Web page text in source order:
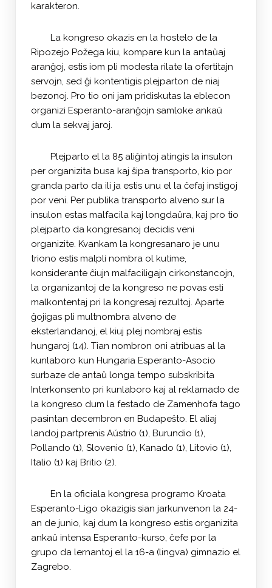
karakteron.
La kongreso okazis en la hostelo de la
Ripozejo Požega kiu, kompare kun la antaŭaj
aranĝoj, estis iom pli modesta rilate la ofertitajn
servojn, sed ĝi kontentigis plejparton de niaj
bezonoj. Pro tio oni jam pridiskutas la eblecon
organizi Esperanto-aranĝojn samloke ankaŭ
dum la sekvaj jaroj.
Plejparto el la 85 aliĝintoj atingis la insulon
per organizita busa kaj ŝipa transporto, kio por
granda parto da ili ja estis unu el la ĉefaj instigoj
por veni. Per publika transporto alveno sur la
insulon estas malfacila kaj longdaŭra, kaj pro tio
plejparto da kongresanoj decidis veni
organizite. Kvankam la kongresanaro je unu
triono estis malpli nombra ol kutime,
konsiderante ĉiujn malfaciligajn cirkonstancojn,
la organizantoj de la kongreso ne povas esti
malkontentaj pri la kongresaj rezultoj. Aparte
ĝojigas pli multnombra alveno de
eksterlandanoj, el kiuj plej nombraj estis
hungaroj (14). Tian nombron oni atribuas al la
kunlaboro kun Hungaria Esperanto-Asocio
surbaze de antaŭ longa tempo subskribita
Interkonsento pri kunlaboro kaj al reklamado de
la kongreso dum la festado de Zamenhofa tago
pasintan decembron en Budapeŝto. El aliaj
landoj partprenis Aŭstrio (1), Burundio (1),
Pollando (1), Slovenio (1), Kanado (1), Litovio (1),
Italio (1) kaj Britio (2).
En la oficiala kongresa programo Kroata
Esperanto-Ligo okazigis sian jarkunvenon la 24-
an de junio, kaj dum la kongreso estis organizita
ankaŭ intensa Esperanto-kurso, ĉefe por la
grupo da lernantoj el la 16-a (lingva) gimnazio el
Zagrebo.